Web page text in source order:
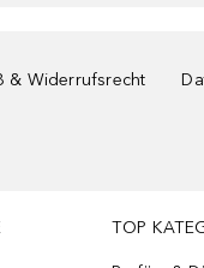
& Widerrufsrecht
TOP